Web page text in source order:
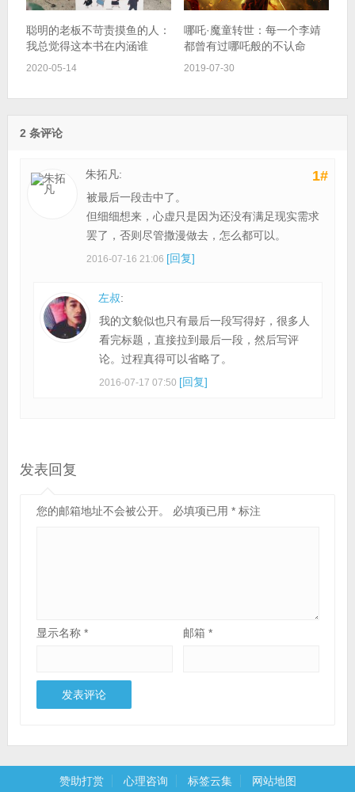
聪明的老板不苛责摸鱼的人：
我总觉得这本书在内涵谁
2020-05-14
哪吒·魔童转世：每一个李靖
都曾有过哪吒般的不认命
2019-07-30
2 条评论
1#
朱拓凡:
被最后一段击中了。
但细细想来，心虚只是因为还没有满足现实需求
罢了，否则尽管撒漫做去，怎么都可以。
2016-07-16 21:06 [回复]
左叔:
我的文貌似也只有最后一段写得好，很多人
看完标题，直接拉到最后一段，然后写评
论。过程真得可以省略了。
2016-07-17 07:50 [回复]
发表回复
您的邮箱地址不会被公开。 必填项已用 *标注
显示名称 * 邮箱*
赞助打赏 心理咨询 标签云集 网站地图